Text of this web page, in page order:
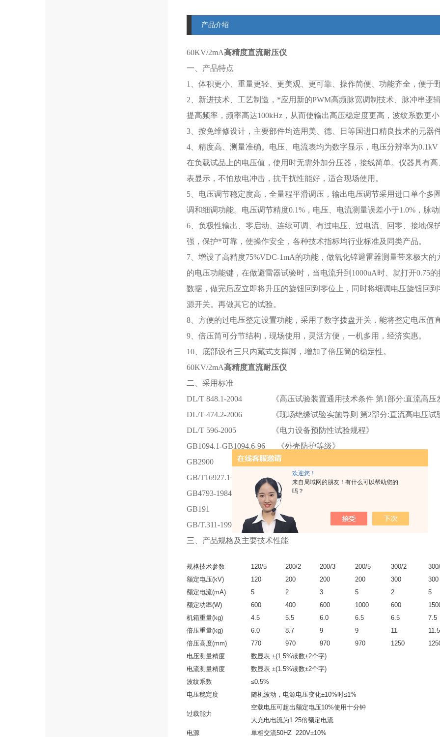
欢迎您！
来自局域网的朋友！有什么可以帮助您的
吗？
产品介绍
60KV/2mA高精度直流耐压仪
一、产品特点
1、体积更小、重量更轻、更美观、更可靠、操作简便、功能齐全，便于
2、新进技术、工艺制造，*应用新的PWM高频脉宽调制技术、脉冲串逻
提高频率，频率高达100kHz，从而使输出高压稳定度更高，波纹系数更小
3、按免维修设计，主要部件均选用美、德、日等国进口精良技术的元器
4、精度高、测量准确。电压、电流表均为数字显示，电压分辨率为
在负载试品上的电压值，使用时无需外加分压器，接线简单。仪器具有
表显示，不怕放电冲击，抗干扰性能好，适合现场使用。
5、电压调节稳定度高，全量程平滑调压，输出电压调节采用进口单个多
调和细调功能。电压调节精度0.1%，电压、电流测量误差小于1.0%，脉动
6、负极性输出、零启动、连续可调、有过电压、过电流、回零、接地
强，保护*可靠，使操作安全，各种技术指标均行业标准及同类产品。
7、增设了高精度75%VDC-1mA的功能，做氧化锌避雷器测量带来极大
的电压功能键，在做避雷器试验时，当电流升到1000uA时、就打开0.75
数据，做完后应立即将升压的旋钮回到零位上，同时将细调电压旋钮回
源开关。再做其它的试验。
8、方便的过电压整定设置功能，采用了数字拨盘开关，能将整定电压值
9、倍压筒可分节结构，现场使用，灵活方便，一机多用，经济实惠。
10、底部设有三只内藏式支撑脚，增加了倍压筒的稳定性。
60KV/2mA高精度直流耐压仪
二、采用标准
DL/T 848.1-2004 《高压试验装置通用技术条件 第1部分:直流高压
DL/T 474.2-2006 《现场绝缘试验实施导则 第2部分:直流高电压试
DL/T 596-2005 《电力设备预防性试验规程》
GB1094.1-GB1094.6-96 《外壳防护等级》
GB2900 《电工名词术语》
GB/T16927.1~2-1997 《高电压试验技术》
GB4793-1984 《电子测量仪器安全要求》
GB191 《包装贮运标志》
GB/T.311-1997 《高压输变电设备的绝缘与配合》
三、产品规格及主要技术性能
规格技术参数 120/5 200/2 200/3 200/5 300/2
额定电压(kV)
120 200 200 200 300
300
额定电流(mA)
5 2 3 5 2
5
额定功率(W)
600 400 600 1000 600
机箱重量(kg)
4.5 5.5 6.0 6.5 6.5
7.5
倍压重量(kg)
6.0 8.7 9 9 11
11.5
倍压高度(mm)
770 970 970 970 1250
电压测量精度
数显表 ±(1.5%读数±2个字)
电流测量精度
数显表 ±(1.5%读数±2个字)
波纹系数
≤0.5%
电压稳定度
随机波动，电源电压变化±10%时≤1%
过载能力
空载电压可超出额定电压10%使用十分钟
大充电电流为1.25倍额定电流
电源
单相交流50HZ 220V±10%